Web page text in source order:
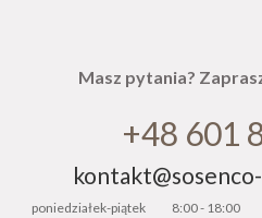
Masz pytania?
+48 601
poniedziałek-piątek
8:00 - 18:00